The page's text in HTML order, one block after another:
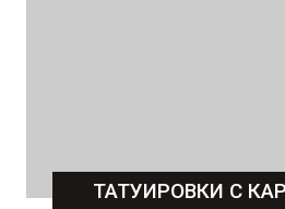
ТАТУИРОВКИ С